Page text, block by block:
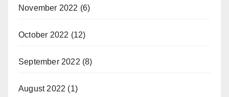
November 2022 (6)
October 2022 (12)
September 2022 (8)
August 2022 (1)